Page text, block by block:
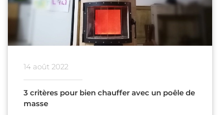
14 août 2022
3 critères pour bien chauffer avec un poêle de
masse